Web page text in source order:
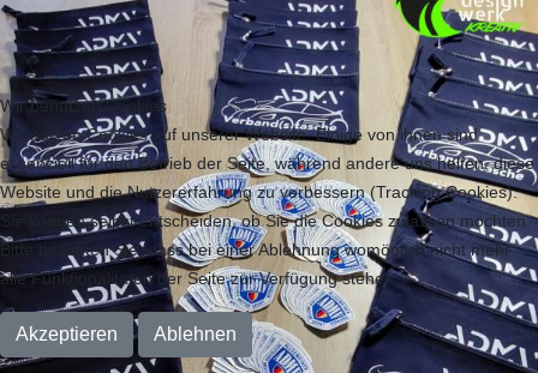
Wir benutzen Cookies
Wir nutzen Cookies auf unserer Website. Einige von ihnen sind
essenziell für den Betrieb der Seite, während andere uns helfen, diese
Website und die Nutzererfahrung zu verbessern (Tracking Cookies).
Sie können selbst entscheiden, ob Sie die Cookies zulassen möchten.
Bitte beachten Sie, dass bei einer Ablehnung womöglich nicht mehr
alle Funktionalitäten der Seite zur Verfügung stehen.
Akzeptieren Ablehnen